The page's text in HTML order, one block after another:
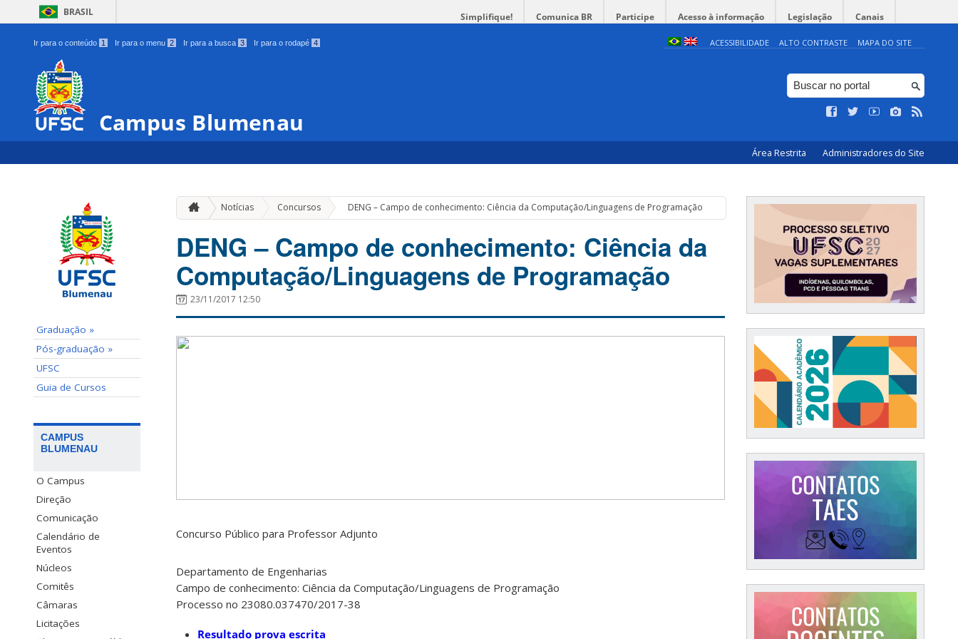
BRASIL Simplifique! Comunica BR Participe Acesso à informação Legislação Canais
Ir para o conteúdo 1 Ir para o menu 2 Ir para a busca 3 Ir para o rodapé 4 ACESSIBILIDADE ALTO CONTRASTE MAPA DO SITE
Campus Blumenau
Área Restrita Administradores do Site
Graduação »
Pós-graduação »
UFSC
Guia de Cursos
CAMPUS
BLUMENAU
O Campus
Direção
Comunicação
Calendário de
Eventos
Núcleos
Comitês
Câmaras
Licitações
Notícias Concursos » DENG – Campo de conhecimento: Ciência da Computação/Linguagens de Programação
DENG – Campo de conhecimento: Ciência da
Computação/Linguagens de Programação
23/11/2017 12:50
Concurso Público para Professor Adjunto
Departamento de Engenharias
Campo de conhecimento: Ciência da Computação/Linguagens de Programação
Processo no 23080.037470/2017-38
Resultado prova escrita